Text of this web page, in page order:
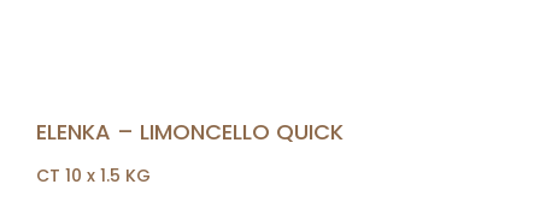
ELENKA – LIMONCELLO QUICK
CT 10 x 1.5 KG